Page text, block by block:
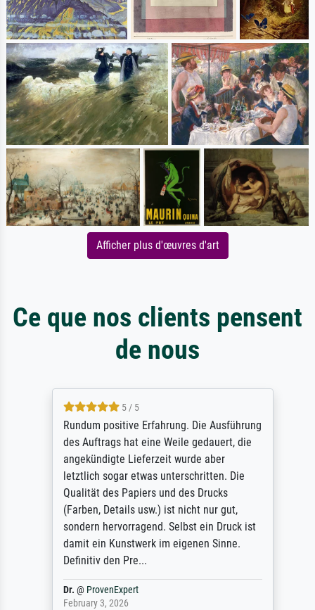
Afficher plus d'œuvres d'art
Ce que nos clients pensent
de nous
5 / 5
Rundum positive Erfahrung. Die Ausführung
des Auftrags hat eine Weile gedauert, die
angekündigte Lieferzeit wurde aber
letztlich sogar etwas unterschritten. Die
Qualität des Papiers und des Drucks
(Farben, Details usw.) ist nicht nur gut,
sondern hervorragend. Selbst ein Druck ist
damit ein Kunstwerk im eigenen Sinne.
Definitiv den Pre...
Dr.@ProvenExpert
February 3, 2026